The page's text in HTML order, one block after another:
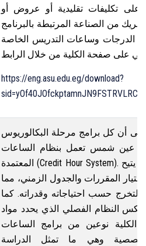
على تكليفات تقليدية أو عروض أو
من الصناعة المرتبطة بالبرنامج
الدرجات وساعات التدريس الخاصة
https://eng.asu.edu.eg/download?
إلى أن كل برامج مرحلة البكالوريوس
عين شمس تعمل بنظام الساعات
المعتمدة (Credit Hour System). ونظام الساعات المعتمدة يتيح
المقررات والجدول الزمني، مما
حسب احتياجاته وقدراته. كما
عكس النظام الفصلي الذي يحدد مواد
الكلية نوعين من برامج الساعات
وهي ما تمثل الدراسة